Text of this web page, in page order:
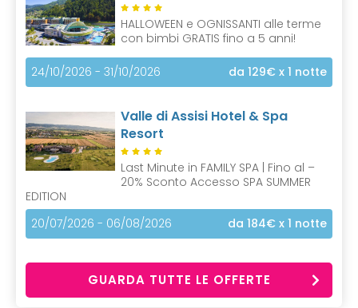
HALLOWEEN e OGNISSANTI alle terme
con bimbi GRATIS fino a 5 anni!
24/10/2026 - 31/10/2026 da 129€ x 1 notte
Valle di Assisi Hotel & Spa
Resort
Last Minute in FAMILY SPA | Fino al –
20% Sconto Accesso SPA SUMMER
EDITION
20/07/2026 - 06/08/2026
da 184€ x 1 notte
GUARDA TUTTE LE OFFERTE